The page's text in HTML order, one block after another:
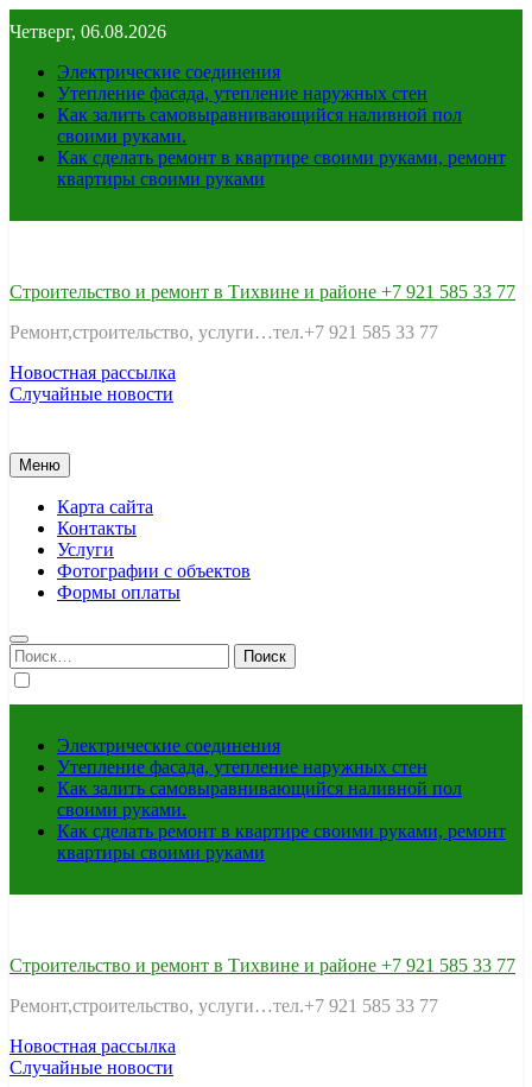
к
содержимому
Четверг, 06.08.2026
Электрические соединения
Утепление фасада, утепление наружных стен
Как залить самовыравнивающийся наливной пол
своими руками.
Как сделать ремонт в квартире своими руками, ремонт
квартиры своими руками
Строительство и ремонт в Тихвине и районе +7 921 585 33 77
Ремонт,строительство, услуги…тел.+7 921 585 33 77
Новостная рассылка
Случайные новости
Меню
Карта сайта
Контакты
Услуги
Фотографии с объектов
Формы оплаты
Найти:
Электрические соединения
Утепление фасада, утепление наружных стен
Как залить самовыравнивающийся наливной пол
своими руками.
Как сделать ремонт в квартире своими руками, ремонт
квартиры своими руками
Строительство и ремонт в Тихвине и районе +7 921 585 33 77
Ремонт,строительство, услуги…тел.+7 921 585 33 77
Новостная рассылка
Случайные новости